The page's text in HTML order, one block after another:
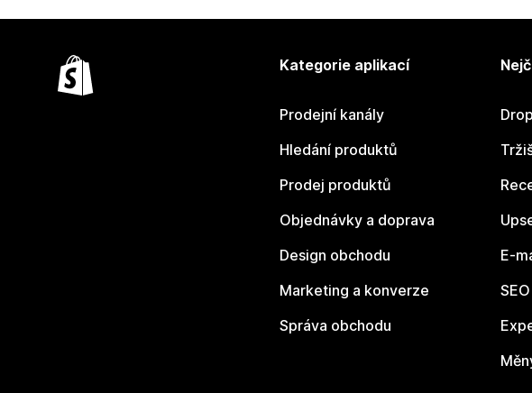
Kategorie aplikací
Prodejní kanály
Hledání produktů
Prodej produktů
Objednávky a doprava
Design obchodu
Marketing a konverze
Správa obchodu
E-
SEO